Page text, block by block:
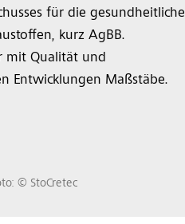
für die gesundheitliche
kurz AgBB.
mit Qualität und
Entwicklungen Maßstäbe.
© StoCretec